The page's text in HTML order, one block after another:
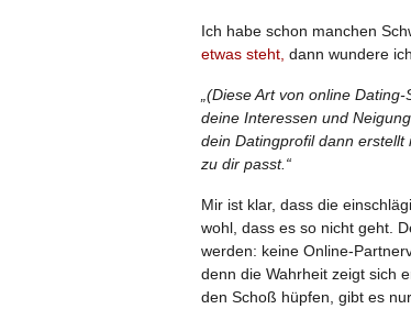
Ich habe schon manchen
etwas steht, dann wundere
„(Diese Art von online
deine Interessen und
dein Datingprofil dann
zu dir passt.“
Mir ist klar, dass die
wohl, dass es so nicht geht.
werden: keine Online-
denn die Wahrheit zeigt sich
den Schoß hüpfen, gibt es